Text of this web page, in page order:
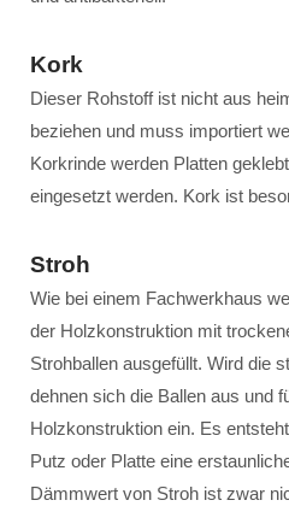
Kork
Dieser Rohstoff ist nicht aus
beziehen und muss importiert
Korkrinde werden Platten
eingesetzt werden. Kork ist
Stroh
Wie bei einem Fachwerkhaus
der Holzkonstruktion mit
Strohballen ausgefüllt. Wird die
dehnen sich die Ballen aus und
Holzkonstruktion ein. Es
Putz oder Platte eine
Dämmwert von Stroh ist zwar